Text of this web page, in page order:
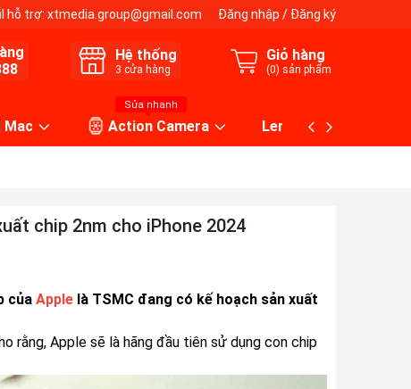
hỗ trợ: xtmedia.group@gmail.com Đăng nhập / Đăng ký
Hệ thống
3 cửa hàng
Giỏ hàng
(0) sản phẩm
Mac
Sửa nhanh
Action Camera Lens máy ảnh
chip 2nm cho iPhone 2024
của Apple là TSMC đang có kế hoạch sản xuất
rằng, Apple sẽ là hãng đầu tiên sử dụng con chip